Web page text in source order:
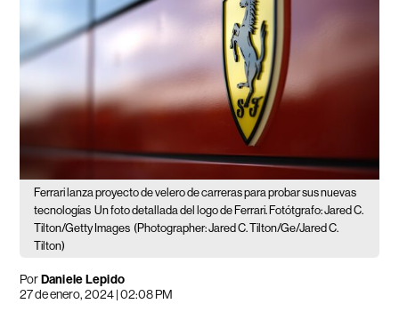
Ferrari lanza proyecto de velero de carreras para probar sus nuevas
tecnologías Un foto detallada del logo de Ferrari. Fotótgrafo: Jared C.
Tilton/Getty Images (Photographer: Jared C. Tilton/Ge/Jared C.
Tilton)
PorDaniele Lepido
27 de enero, 2024 | 02:08 PM